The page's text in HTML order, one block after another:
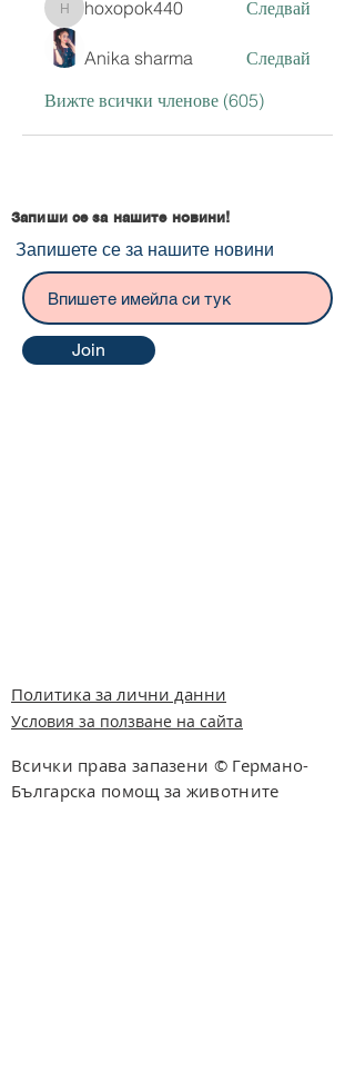
hoxopok440
hoxopok440 Следвай
Anika sharma
Следвай
Вижте всички членове (605)
Запиши се за нашите новини!
Запишете се за нашите новини
Join
Политика за лични данни
Условия за ползване на сайта
Всички права запазени © Германо-
Българска помощ за животните